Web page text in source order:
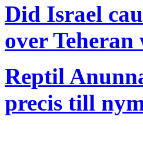
Did Israel
over
Reptil
precis till